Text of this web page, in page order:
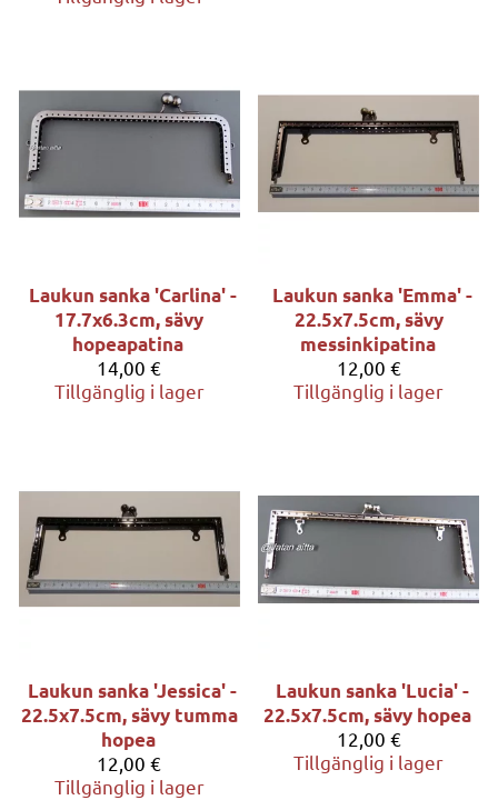
Laukun sanka 'Carlina' -
17.7x6.3cm, sävy
hopeapatina
14,00 €
Tillgänglig i lager
Laukun sanka 'Emma' -
22.5x7.5cm, sävy
messinkipatina
12,00 €
Tillgänglig i lager
Laukun sanka 'Jessica' -
22.5x7.5cm, sävy tumma
hopea
12,00 €
Tillgänglig i lager
Laukun sanka 'Lucia' -
22.5x7.5cm, sävy hopea
12,00 €
Tillgänglig i lager